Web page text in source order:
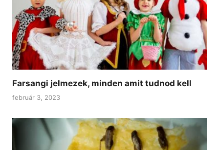
Farsangi jelmezek, minden amit tudnod kell
február 3, 2023